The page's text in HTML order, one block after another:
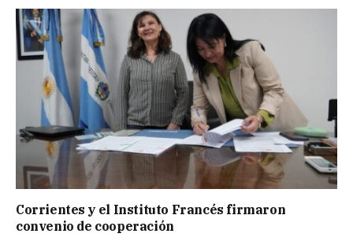
Corrientes y el Instituto Francés firmaron
convenio de cooperación